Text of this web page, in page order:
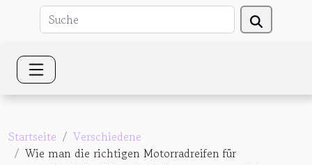
Startseite
Verschiedene
Wie man die richtigen Motorradreifen für